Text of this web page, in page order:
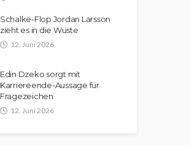
Schalke-Flop Jordan Larsson
zieht es in die Wüste
12. Juni 2026
Edin Dzeko sorgt mit
Karriereende-Aussage für
Fragezeichen
12. Juni 2026